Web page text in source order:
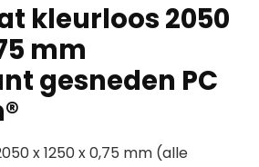
kleurloos 2050
mm
gesneden PC
x 1250 x 0,75 mm (alle